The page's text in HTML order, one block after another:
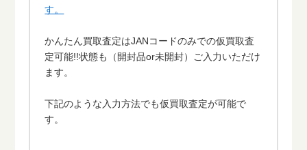
す。
かんたん買取査定はJANコードのみでの仮買取査
定可能!!状態も（開封品or未開封）ご入力いただけ
ます。
下記のような入力方法でも仮買取査定が可能で
す。